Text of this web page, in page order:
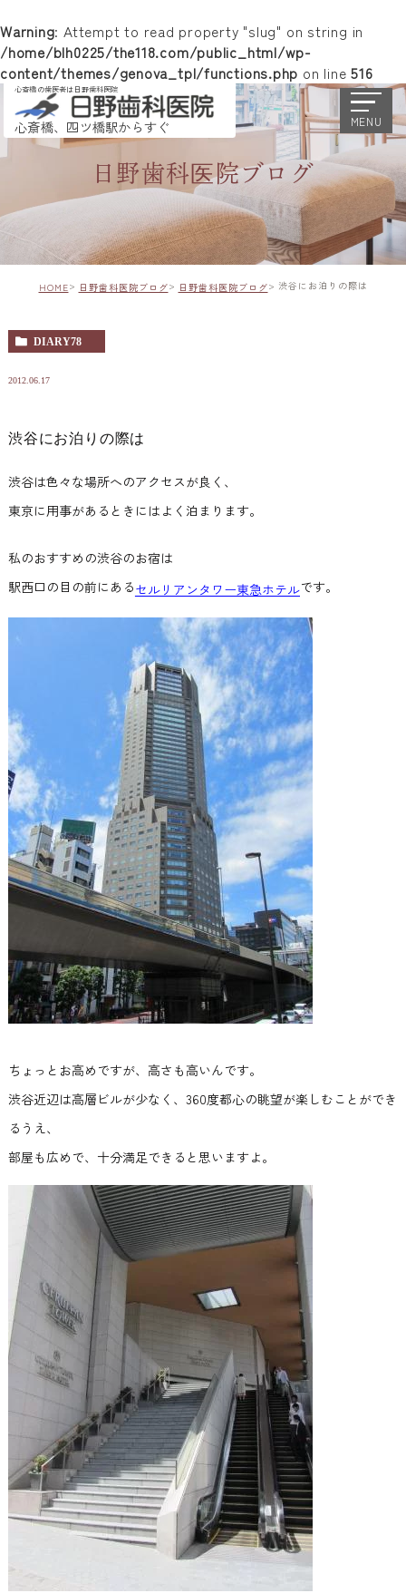
Warning: Attempt to read property "slug" on string in
/home/blh0225/the118.com/public_html/wp-
content/themes/genova_tpl/functions.php on line516
心斎橋の歯医者は日野歯科医院
心斎橋、四ツ橋駅からすぐ MENU
日野歯科医院ブログ
HOME 日野歯科医院ブログ 日野歯科医院ブログ 渋谷にお泊りの際は
DIARY78
2012.06.17
渋谷にお泊りの際は
渋谷は色々な場所へのアクセスが良く、
東京に用事があるときにはよく泊まります。
私のおすすめの渋谷のお宿は
駅西口の目の前にあるセルリアンタワー東急ホテルです。
ちょっとお高めですが、高さも高いんです。
渋谷近辺は高層ビルが少なく、360度都心の眺望が楽しむことができ
るうえ、
部屋も広めで、十分満足できると思いますよ。